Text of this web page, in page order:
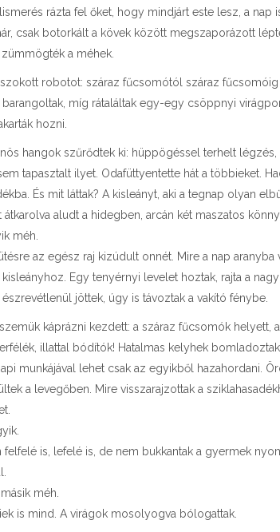
rázta fel őket, hogy mindjárt este lesz, a nap
csak botorkált a kövek között megszaporázott
a méhek.
robotot: száraz fűcsomótól száraz
míg rátaláltak egy-egy csöppnyi
hozni.
hangok szűrődtek ki: hüppögéssel terhelt légzés,
tapasztalt ilyet. Odafüttyentette hát a többieket.
És mit láttak? A kisleányt, aki a tegnap olyan
aludt a hidegben, arcán két maszatos
méh.
az egész raj kizúdult onnét. Mire a nap aranyba
Egy tenyérnyi levelet hoztak, rajta a
jöttek, úgy is távoztak a vakító fénybe.
káprázni kezdett: a száraz fűcsomók helyett,
illattal bódítók! Hatalmas kelyhek
munkájával lehet csak az egyikből hazahordani.
a levegőben. Mire visszarajzottak a
is, lefelé is, de nem bukkantak a gyermek
méh.
is mind. A virágok mosolyogva bólogattak.